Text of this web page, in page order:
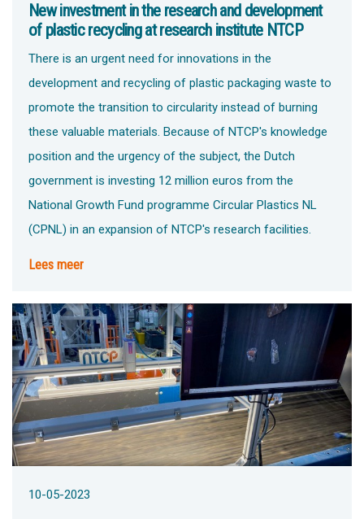
New investment in the research and development
of plastic recycling at research institute NTCP
There is an urgent need for innovations in the
development and recycling of plastic packaging waste to
promote the transition to circularity instead of burning
these valuable materials. Because of NTCP's knowledge
position and the urgency of the subject, the Dutch
government is investing 12 million euros from the
National Growth Fund programme Circular Plastics NL
(CPNL) in an expansion of NTCP's research facilities.
Lees meer
10-05-2023